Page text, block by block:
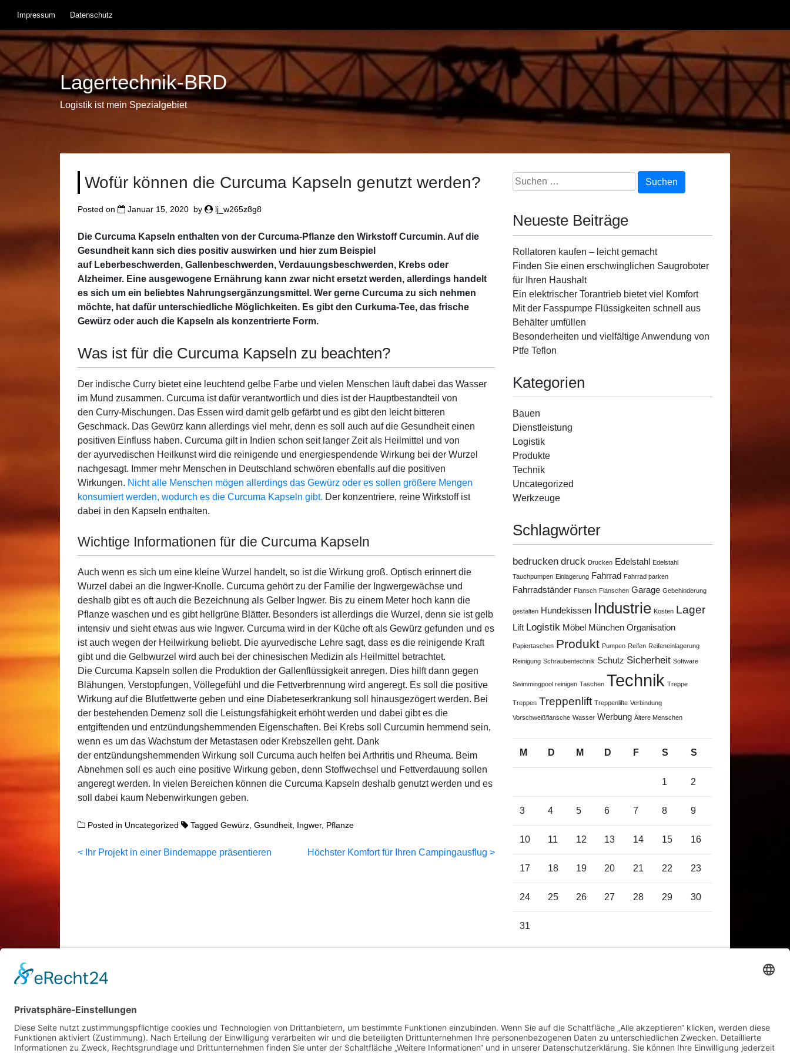
content
Impressum Datenschutz
Lagertechnik-BRD
Logistik ist mein Spezialgebiet
Wofür können die Curcuma Kapseln genutzt werden?
Posted on Januar 15, 2020 by lj_w265z8g8
Die Curcuma Kapseln enthalten von der Curcuma-Pflanze den Wirkstoff Curcumin. Auf die
Gesundheit kann sich dies positiv auswirken und hier zum Beispiel
auf Leberbeschwerden, Gallenbeschwerden, Verdauungsbeschwerden, Krebs oder
Alzheimer. Eine ausgewogene Ernährung kann zwar nicht ersetzt werden, allerdings handelt
es sich um ein beliebtes Nahrungsergänzungsmittel. Wer gerne Curcuma zu sich nehmen
möchte, hat dafür unterschiedliche Möglichkeiten. Es gibt den Curkuma-Tee, das frische
Gewürz oder auch die Kapseln als konzentrierte Form.
Was ist für die Curcuma Kapseln zu beachten?
Der indische Curry bietet eine leuchtend gelbe Farbe und vielen Menschen läuft dabei das Wasser
im Mund zusammen. Curcuma ist dafür verantwortlich und dies ist der Hauptbestandteil von
den Curry-Mischungen. Das Essen wird damit gelb gefärbt und es gibt den leicht bitteren
Geschmack. Das Gewürz kann allerdings viel mehr, denn es soll auch auf die Gesundheit einen
positiven Einfluss haben. Curcuma gilt in Indien schon seit langer Zeit als Heilmittel und von
der ayurvedischen Heilkunst wird die reinigende und energiespendende Wirkung bei der Wurzel
nachgesagt. Immer mehr Menschen in Deutschland schwören ebenfalls auf die positiven
Wirkungen. Nicht alle Menschen mögen allerdings das Gewürz oder es sollen größere Mengen
konsumiert werden, wodurch es die Curcuma Kapseln gibt. Der konzentriere, reine Wirkstoff ist
dabei in den Kapseln enthalten.
Wichtige Informationen für die Curcuma Kapseln
Auch wenn es sich um eine kleine Wurzel handelt, so ist die Wirkung groß. Optisch erinnert die
Wurzel dabei an die Ingwer-Knolle. Curcuma gehört zu der Familie der Ingwergewächse und
deshalb gibt es oft auch die Bezeichnung als Gelber Ingwer. Bis zu einem Meter hoch kann die
Pflanze waschen und es gibt hellgrüne Blätter. Besonders ist allerdings die Wurzel, denn sie ist gelb
intensiv und sieht etwas aus wie Ingwer. Curcuma wird in der Küche oft als Gewürz gefunden und es
ist auch wegen der Heilwirkung beliebt. Die ayurvedische Lehre sagt, dass es die reinigende Kraft
gibt und die Gelbwurzel wird auch bei der chinesischen Medizin als Heilmittel betrachtet.
Die Curcuma Kapseln sollen die Produktion der Gallenflüssigkeit anregen. Dies hilft dann gegen
Blähungen, Verstopfungen, Völlegefühl und die Fettverbrennung wird angeregt. Es soll die positive
Wirkung auf die Blutfettwerte geben und eine Diabeteserkrankung soll hinausgezögert werden. Bei
der bestehenden Demenz soll die Leistungsfähigkeit erhöht werden und dabei gibt es die
entgiftenden und entzündungshemmenden Eigenschaften. Bei Krebs soll Curcumin hemmend sein,
wenn es um das Wachstum der Metastasen oder Krebszellen geht. Dank
der entzündungshemmenden Wirkung soll Curcuma auch helfen bei Arthritis und Rheuma. Beim
Abnehmen soll es auch eine positive Wirkung geben, denn Stoffwechsel und Fettverdauung sollen
angeregt werden. In vielen Bereichen können die Curcuma Kapseln deshalb genutzt werden und es
soll dabei kaum Nebenwirkungen geben.
Posted in Uncategorized TaggedGewürz ,Gsundheit Ingwer, Pflanze
Beitragsnavigation
Ihr Projekt in einer Bindemappe präsentieren Höchster Komfort für Ihren Campingausflug
Suchen
nach:
Neueste Beiträge
Rollatoren kaufen – leicht gemacht
Finden Sie einen erschwinglichen Saugroboter
für Ihren Haushalt
Ein elektrischer Torantrieb bietet viel Komfort
Mit der Fasspumpe Flüssigkeiten schnell aus
Behälter umfüllen
Besonderheiten und vielfältige Anwendung von
Ptfe Teflon
Kategorien
Bauen
Dienstleistung
Logistik
Produkte
Technik
Uncategorized
Werkzeuge
Schlagwörter
bedrucken druck Drucken Edelstahl
Edelstahl
Tauchpumpen Einlagerung Fahrrad Fahrrad parken
Fahrradständer Flansch Flanschen Garage Gebehinderung
gestalten Hundekissen Industrie Kosten Lager
Lift Logistik Möbel München Organisation
Papiertaschen Produkt Pumpen Reifen Reifeneinlagerung
Reinigung Schraubentechnik Schutz Sicherheit Software
Swimmingpool reinigen Taschen Technik Treppe
Treppen Treppenlift Treppenlifte Verbindung
Vorschweißflansche Wasser Werbung Ältere Menschen
M D M D F S S
1 2
3 4 5 6 7 8 9
10 11 12 13 14 15 16
17 18 19 20 21 22 23
24 25 26 27 28 29 30
31